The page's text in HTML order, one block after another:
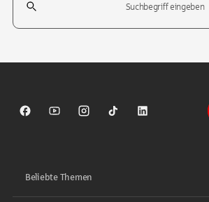
Sparkasse auf Facebook
Sparkasse auf Youtube
Sparkasse auf Instagram
Sparkasse auf TikTok
Sparkasse auf
Beliebte Themen